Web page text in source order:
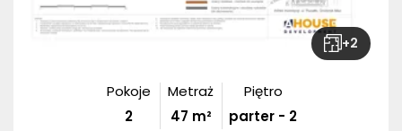
+2
Pokoje
2
Metraż
47 m²
Piętro
parter - 2